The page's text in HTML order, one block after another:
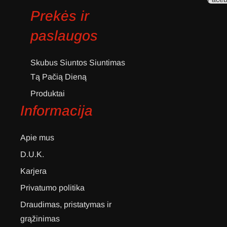
Prekės ir
paslaugos
Skubus Siuntos Siuntimas
Tą Pačią Dieną
Produktai
Informacija
Apie mus
D.U.K.
Karjera
Privatumo politika
Draudimas, pristatymas ir
grąžinimas